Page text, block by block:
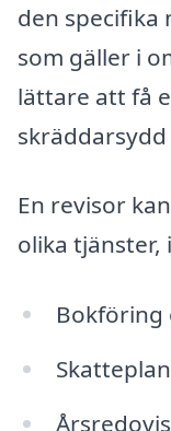
den specifika
som gäller i
lättare att få
En revisor
olika tjänster,
Bokföring